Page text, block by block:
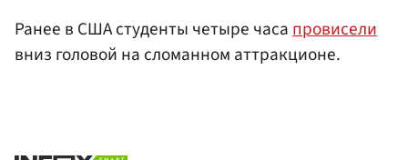
Ранее в США студенты четыре часапровисели
вниз головой на сломанном аттракционе.